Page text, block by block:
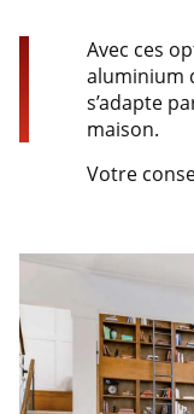
Avec ces
aluminium
s’adapte
maison.
Votre